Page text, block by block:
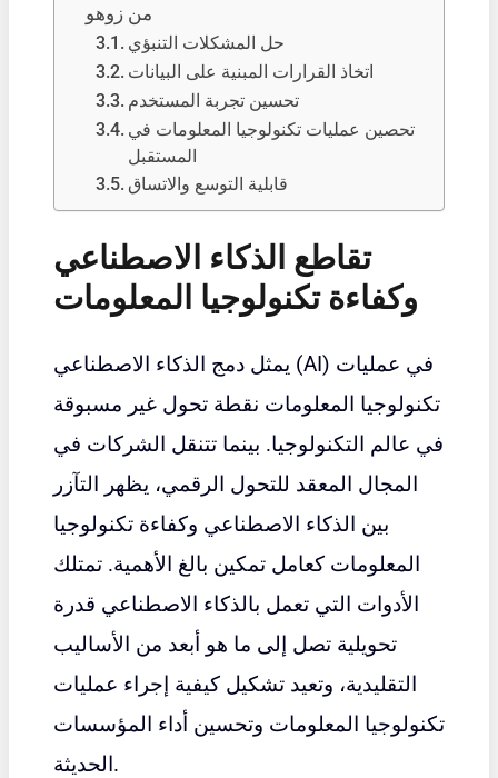
من زوهو
حل المشكلات التنبؤي
اتخاذ القرارات المبنية على البيانات
تحسين تجربة المستخدم
تحصين عمليات تكنولوجيا المعلومات في
المستقبل
قابلية التوسع والاتساق
تقاطع الذكاء الاصطناعي
وكفاءة تكنولوجيا المعلومات
يمثل دمج الذكاء الاصطناعي (AI) في عمليات
تكنولوجيا المعلومات نقطة تحول غير مسبوقة
في عالم التكنولوجيا. بينما تتنقل الشركات في
المجال المعقد للتحول الرقمي، يظهر التآزر
بين الذكاء الاصطناعي وكفاءة تكنولوجيا
المعلومات كعامل تمكين بالغ الأهمية. تمتلك
الأدوات التي تعمل بالذكاء الاصطناعي قدرة
تحويلية تصل إلى ما هو أبعد من الأساليب
التقليدية، وتعيد تشكيل كيفية إجراء عمليات
تكنولوجيا المعلومات وتحسين أداء المؤسسات
الحديثة.